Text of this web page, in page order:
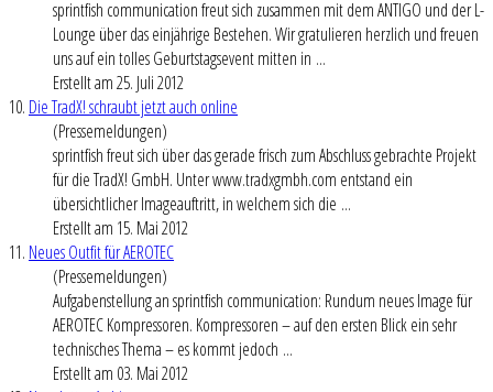
sprintfish communication freut sich zusammen mit dem ANTIGO und der L-
Lounge über das einjährige Bestehen. Wir gratulieren herzlich und freuen
uns auf ein tolles Geburtstagsevent mitten in ...
Erstellt am 25. Juli 2012
10. Die TradX! schraubt jetzt auch online
(Pressemeldungen)
sprintfish freut sich über das gerade frisch zum Abschluss gebrachte Projekt
für die TradX! GmbH. Unter www.tradxgmbh.com entstand ein
übersichtlicher Imageauftritt, in welchem sich die ...
Erstellt am 15. Mai 2012
11. Neues Outfit für AEROTEC
(Pressemeldungen)
Aufgabenstellung an sprintfish communication: Rundum neues Image für
AEROTEC Kompressoren. Kompressoren – auf den ersten Blick ein sehr
technisches Thema – es kommt jedoch ...
Erstellt am 03. Mai 2012